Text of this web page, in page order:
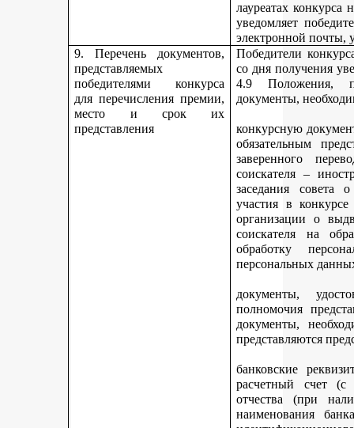
лауреатах
уведомляет
электронной почты,
9. Перечень документов,
представляемых
победителями конкурса
для перечисления премии,
место и срок их
представления
Победители
со дня получения
4.9 Положения,
документы,
конкурсную
обязательным
заверенного
соискателя –
заседания совета
участия в
организации о
соискателя на
обработку
персональных
документы,
полномочия
документы,
представляются
банковские
расчетный счет (с
отчества (при
наименования